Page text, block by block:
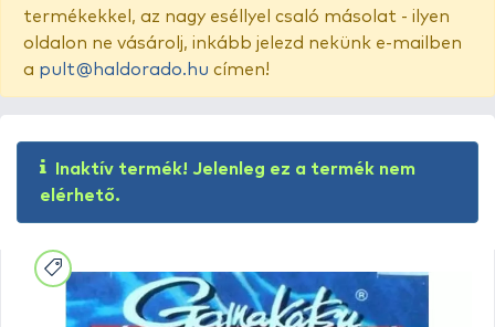
termékekkel, az nagy eséllyel csaló másolat - ilyen
oldalon ne vásárolj, inkább jelezd nekünk e-mailben
a pult@haldorado.hu címen!
Inaktív termék! Jelenleg ez a termék nem
elérhető.